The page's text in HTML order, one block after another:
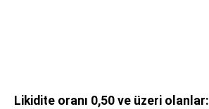
Likidite oranı 0,50 ve üzeri olanlar: